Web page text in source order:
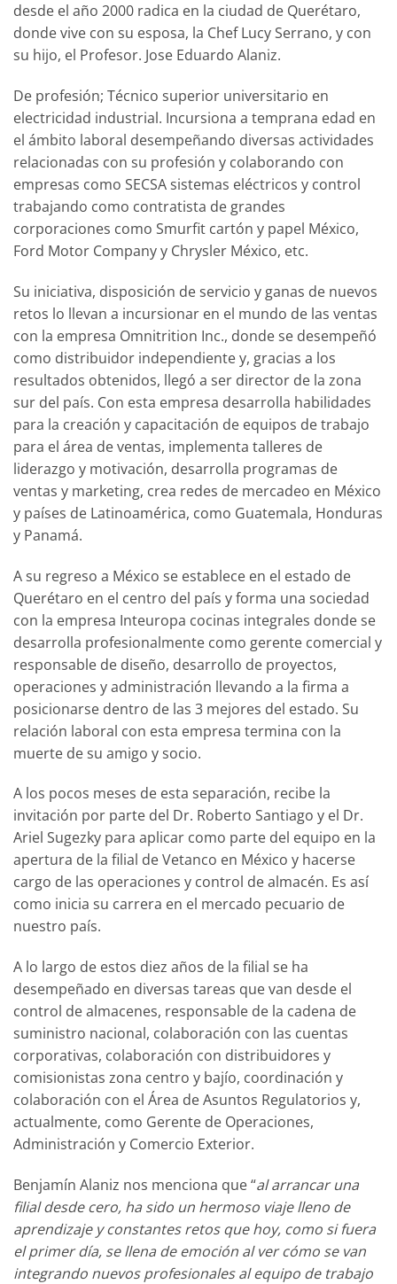
desde el año 2000 radica en la ciudad de Querétaro,
donde vive con su esposa, la Chef Lucy Serrano, y con
su hijo, el Profesor. Jose Eduardo Alaniz.
De profesión; Técnico superior universitario en
electricidad industrial. Incursiona a temprana edad en
el ámbito laboral desempeñando diversas actividades
relacionadas con su profesión y colaborando con
empresas como SECSA sistemas eléctricos y control
trabajando como contratista de grandes
corporaciones como Smurfit cartón y papel México,
Ford Motor Company y Chrysler México, etc.
Su iniciativa, disposición de servicio y ganas de nuevos
retos lo llevan a incursionar en el mundo de las ventas
con la empresa Omnitrition Inc., donde se desempeñó
como distribuidor independiente y, gracias a los
resultados obtenidos, llegó a ser director de la zona
sur del país. Con esta empresa desarrolla habilidades
para la creación y capacitación de equipos de trabajo
para el área de ventas, implementa talleres de
liderazgo y motivación, desarrolla programas de
ventas y marketing, crea redes de mercadeo en México
y países de Latinoamérica, como Guatemala, Honduras
y Panamá.
A su regreso a México se establece en el estado de
Querétaro en el centro del país y forma una sociedad
con la empresa Inteuropa cocinas integrales donde se
desarrolla profesionalmente como gerente comercial y
responsable de diseño, desarrollo de proyectos,
operaciones y administración llevando a la firma a
posicionarse dentro de las 3 mejores del estado. Su
relación laboral con esta empresa termina con la
muerte de su amigo y socio.
A los pocos meses de esta separación, recibe la
invitación por parte del Dr. Roberto Santiago y el Dr.
Ariel Sugezky para aplicar como parte del equipo en la
apertura de la filial de Vetanco en México y hacerse
cargo de las operaciones y control de almacén. Es así
como inicia su carrera en el mercado pecuario de
nuestro país.
A lo largo de estos diez años de la filial se ha
desempeñado en diversas tareas que van desde el
control de almacenes, responsable de la cadena de
suministro nacional, colaboración con las cuentas
corporativas, colaboración con distribuidores y
comisionistas zona centro y bajío, coordinación y
colaboración con el Área de Asuntos Regulatorios y,
actualmente, como Gerente de Operaciones,
Administración y Comercio Exterior.
Benjamín Alaniz nos menciona que “al arrancar una
filial desde cero, ha sido un hermoso viaje lleno de
aprendizaje y constantes retos que hoy, como si fuera
el primer día, se llena de emoción al ver cómo se van
integrando nuevos profesionales al equipo de trabajo